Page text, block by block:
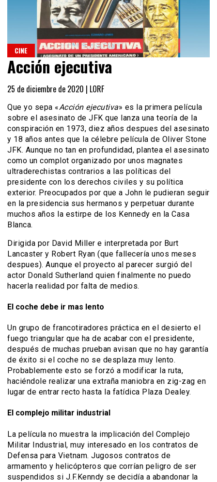
CINE
Acción ejecutiva
25 de diciembre de 2020 | LORF
Que yo sepa «Acción ejecutiva» es la primera película
sobre el asesinato de JFK que lanza una teoría de la
conspiración en 1973, diez años despues del asesinato
y 18 años antes que la célebre película de Oliver Stone
JFK. Aunque no tan en profundidad, plantea el asesinato
como un complot organizado por unos magnates
ultraderechistas contrarios a las políticas del
presidente con los derechos civiles y su política
exterior. Preocupados por que a John le pudieran seguir
en la presidencia sus hermanos y perpetuar durante
muchos años la estirpe de los Kennedy en la Casa
Blanca.
Dirigida por David Miller e interpretada por Burt
Lancaster y Robert Ryan (que fallecería unos meses
despues). Aunque el proyecto al parecer surgió del
actor Donald Sutherland quien finalmente no puedo
hacerla realidad por falta de medios.
El coche debe ir mas lento
Un grupo de francotiradores práctica en el desierto el
fuego triangular que ha de acabar con el presidente,
después de muchas prueban avisan que no hay garantía
de éxito si el coche no se desplaza muy lento.
Probablemente esto se forzó a modificar la ruta,
haciéndole realizar una extraña maniobra en zig-zag en
lugar de entrar recto hasta la fatídica Plaza Dealey.
El complejo militar industrial
La película no muestra la implicación del Complejo
Militar Industrial, muy interesado en los contratos de
Defensa para Vietnam. Jugosos contratos de
armamento y helicópteros que corrían peligro de ser
suspendidos si J.F.Kenndy se decidía a abandonar la